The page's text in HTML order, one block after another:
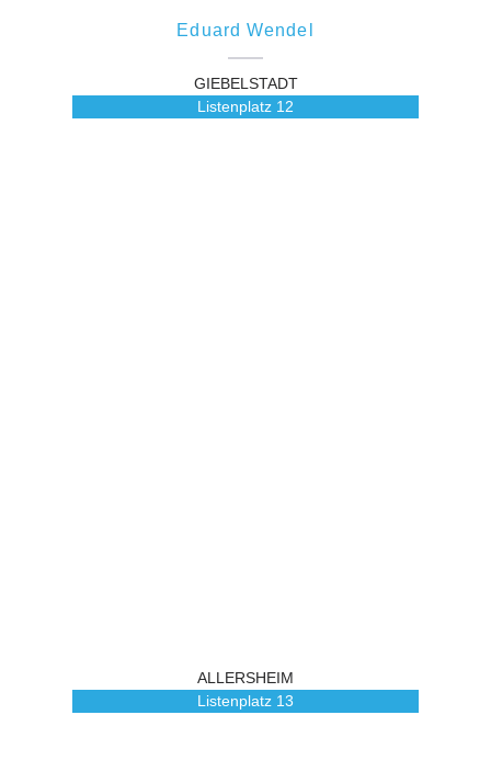
Eduard Wendel
GIEBELSTADT
Listenplatz 12
ALLERSHEIM
Listenplatz 13